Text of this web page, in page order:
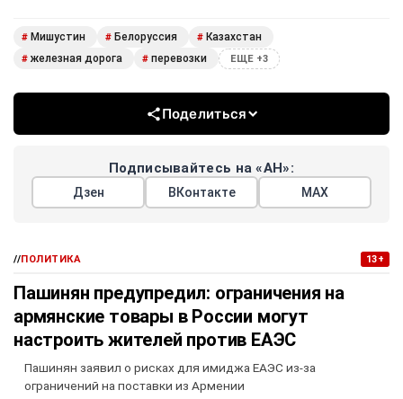
# Мишустин # Белоруссия # Казахстан
# железная дорога # перевозки ЕЩЕ +3
Поделиться
Подписывайтесь на «АН»:
Дзен ВКонтакте МАХ
//ПОЛИТИКА 13+
Пашинян предупредил: ограничения на
армянские товары в России могут
настроить жителей против ЕАЭС
Пашинян заявил о рисках для имиджа ЕАЭС из-за
ограничений на поставки из Армении